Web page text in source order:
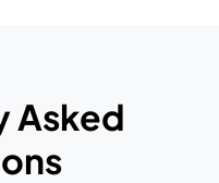
Asked